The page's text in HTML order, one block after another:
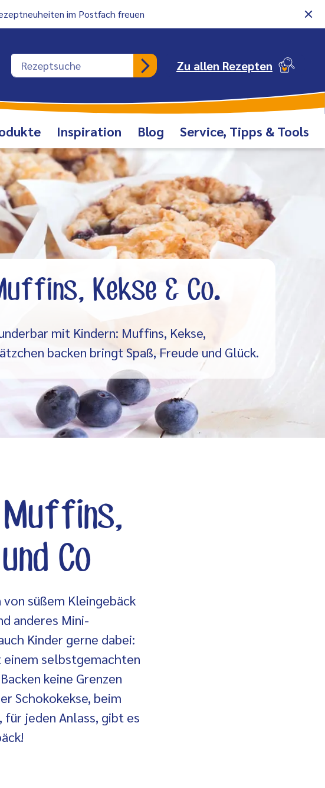
im Postfach freuen
Rezeptsuche Zu allen Rezepten
Inspiration Blog Service, Tipps & Tools
Kekse & Co.
mit Kindern: Muffins, Kekse,
backen bringt Spaß, Freude und Glück.
Muffins,
Co
süßem Kleingebäck
anderes Mini-
Kinder gerne dabei:
einem selbstgemachten
keine Grenzen
Schokokekse, beim
für jeden Anlass, gibt es